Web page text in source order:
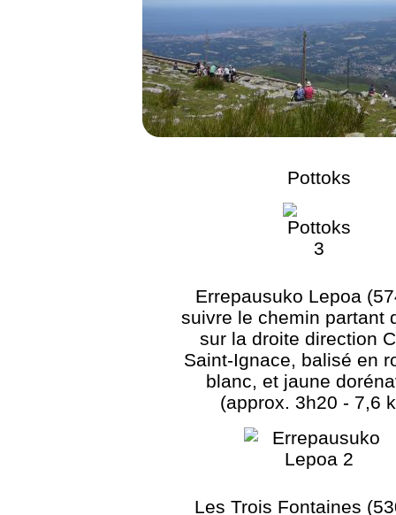
Pottoks
Errepausuko Lepoa
suivre le chemin partant
sur la droite direction
Saint-Ignace, balisé en
blanc, et jaune
(approx. 3h20 - 7,6
Les Trois Fontaines